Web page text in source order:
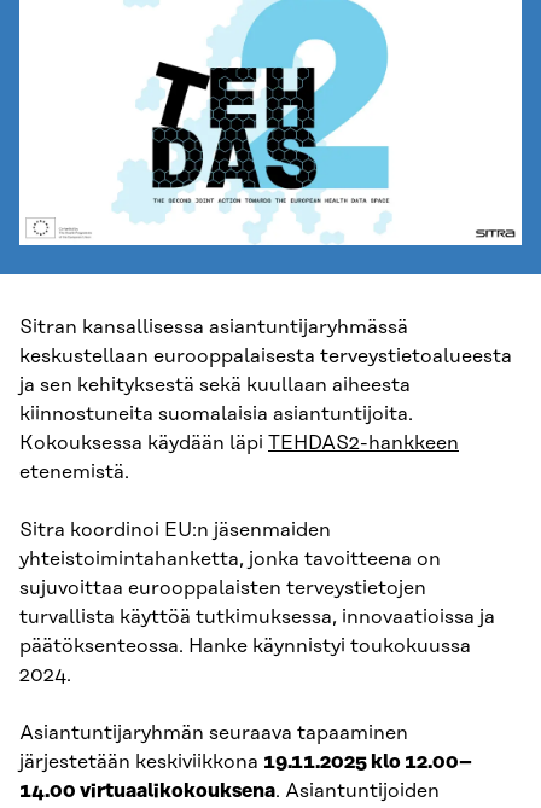
Sitran kansallisessa asiantuntijaryhmässä
keskustellaan eurooppalaisesta terveystietoalueesta
ja sen kehityksestä sekä kuullaan aiheesta
kiinnostuneita suomalaisia asiantuntijoita.
Kokouksessa käydään läpi TEHDAS2-hankkeen
etenemistä.
Sitra koordinoi EU:n jäsenmaiden
yhteistoimintahanketta, jonka tavoitteena on
sujuvoittaa eurooppalaisten terveystietojen
turvallista käyttöä tutkimuksessa, innovaatioissa ja
päätöksenteossa. Hanke käynnistyi toukokuussa
2024.
Asiantuntijaryhmän seuraava tapaaminen
järjestetään keskiviikkona 19.11.2025 klo 12.00–
14.00 virtuaalikokouksena. Asiantuntijoiden